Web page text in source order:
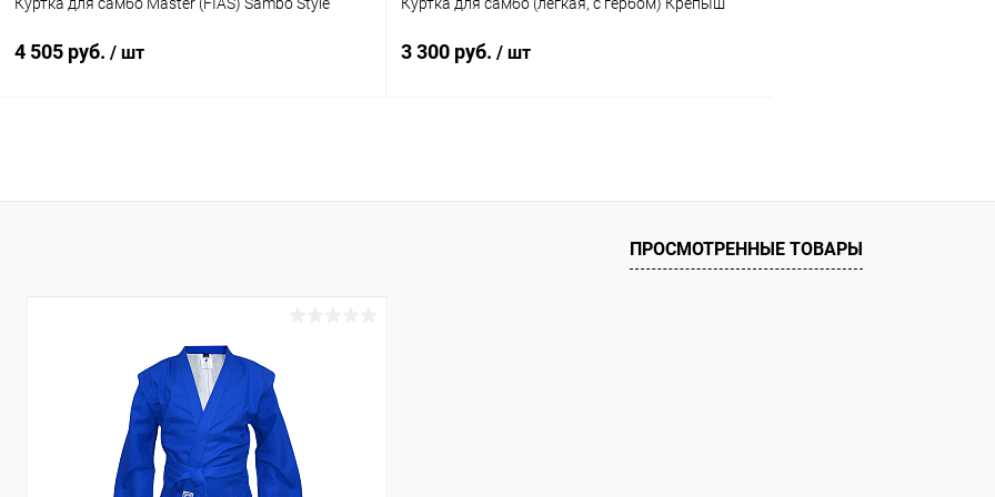
4 505 руб. / шт
Купить в 1 клик Сравнение
3 300 руб. / шт
Купить в 1 клик Сравнение
В наличии
ПРОСМОТРЕННЫЕ ТОВАРЫ